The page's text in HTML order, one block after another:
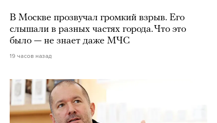
В Москве прозвучал громкий взрыв. Его
слышали в разных частях города. Что это
было — не знает даже МЧС
19 часов назад